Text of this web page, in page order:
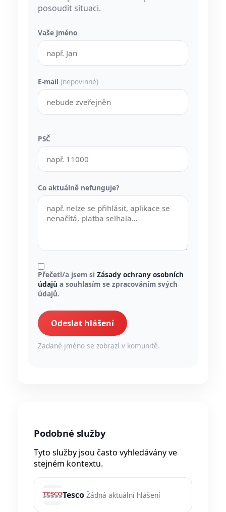
posoudit situaci.
Vaše jméno
E-mail (nepovinné)
PSČ
Co aktuálně nefunguje?
Přečetl/a jsem si Zásady ochrany osobních
údajů a souhlasím se zpracováním svých
údajů.
Odeslat hlášení
Zadané jméno se zobrazí v komunitě.
Podobné služby
Tyto služby jsou často vyhledávány ve
stejném kontextu.
Tesco Žádná aktuální hlášení